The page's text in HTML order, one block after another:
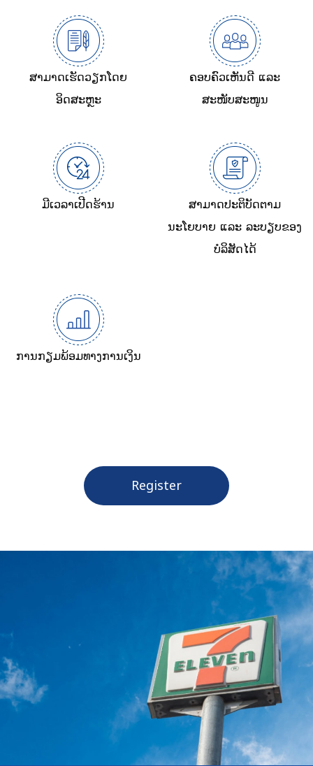
ສາມາດເຮັດວຽກໂດຍ
ອິດສະຫຼະ
ຄອບຄົວເຫັນດີ ແລະ
ສະໜັບສະໜູນ
ມີເວລາເປີດຮ້ານ
ສາມາດປະຕິບັດຕາມ
ນະໂຍບາຍ ແລະ ລະບຽບຂອງ
ບໍລິສັດໄດ້
ການກຽມພ້ອມທາງການເງິນ
Register